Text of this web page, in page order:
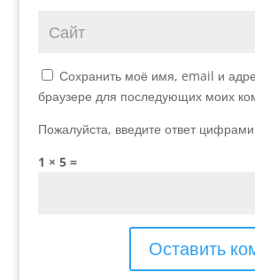
Сохранить моё имя, email и
браузере для последующих моих
Пожалуйста, введите ответ
1 × 5 =